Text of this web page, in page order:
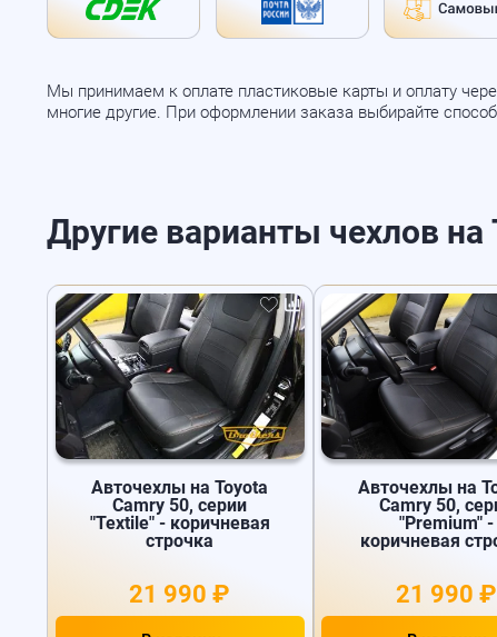
Мы принимаем к оплате пластиковые карты и оплату
многие другие. При оформлении заказа выбирайте
Другие варианты чехлов
Авточехлы на Toyota
Camry 50, серии
"Textile" - коричневая
строчка
21 990 ₽
Авточехлы на
Camry 50,
"Premium" -
коричневая
21 990 ₽